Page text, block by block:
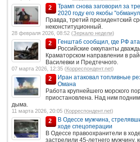
2
Трамп снова заговорил за
2020 году его якобы
Правда, третий президентский
неконституционный.
28 февраля 2026, 08:52 (Зеркало недели)
2
Генштаб сообщил, где РФ
Российские оккупанты
Краматорском направлении в
Василевки и Предтечного.
07 марта 2026, 12:35 (Корреспондент.net)
2
Иран атаковал топливные
Омана
Работа крупнейшего морского
приостановлена. Над ним
дыма.
11 марта 2026, 20:05 (Корреспондент.net)
2
В Одессе мужчина,
ходе спецоперации
В Одессе правоохранители в
застрелили 45-летнего мужчину,